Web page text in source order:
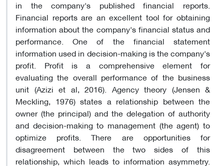
in the company's published financial reports.
Financial reports are an excellent tool for obtaining
information about the company's financial status and
performance. One of the financial statement
information used in decision-making is the company's
profit. Profit is a comprehensive element for
evaluating the overall performance of the business
unit (Azizi et al, 2016). Agency theory (Jensen &
Meckling, 1976) states a relationship between the
owner (the principal) and the delegation of authority
and decision-making to management (the agent) to
optimize profits. There are opportunities for
disagreement between the two sides of this
relationship, which leads to information asymmetry.